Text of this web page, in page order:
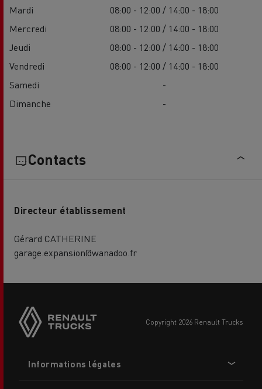
Mardi
08:00 - 12:00 / 14:00 - 18:00
Mercredi
08:00 - 12:00 / 14:00 - 18:00
Jeudi
08:00 - 12:00 / 14:00 - 18:00
Vendredi
08:00 - 12:00 / 14:00 - 18:00
Samedi
-
Dimanche
-
Contacts
Directeur établissement
Gérard CATHERINE
garage.expansion@wanadoo.fr
buttons
copyright 2026 Renault Trucks
menu
Informations légales